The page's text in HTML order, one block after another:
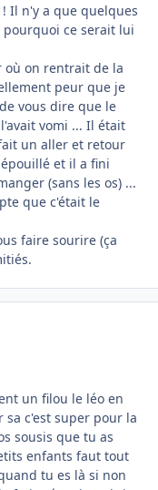
Il n'y a que quelques
ce serait lui
où on rentrait de la
peur que je
vous dire que le
vomi ... Il était
un aller et retour
et il a fini
(sans les os) ...
que c'était le
faire sourire (ça
un filou le léo en
c'est super pour la
sousis que tu as
enfants faut tout
tu es là si non